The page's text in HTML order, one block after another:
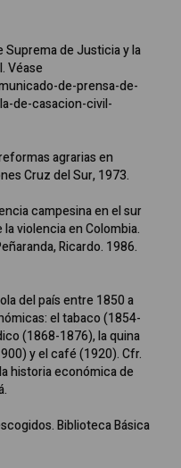
Suprema de Justicia y la
Véase
de-prensa-de-
de-casacion-civil-
agrarias en
Cruz del Sur, 1973.
campesina en el sur
violencia en Colombia.
Ricardo. 1986.
del país entre 1850 a
el tabaco (1854-
(1868-1876), la quina
y el café (1920). Cfr.
historia económica de
Biblioteca Básica